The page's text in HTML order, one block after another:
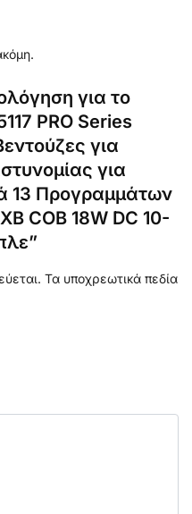
για το
PRO Series
για
για
13 Προγραμμάτων
COB 18W DC 10-
Τα υποχρεωτικά πεδία